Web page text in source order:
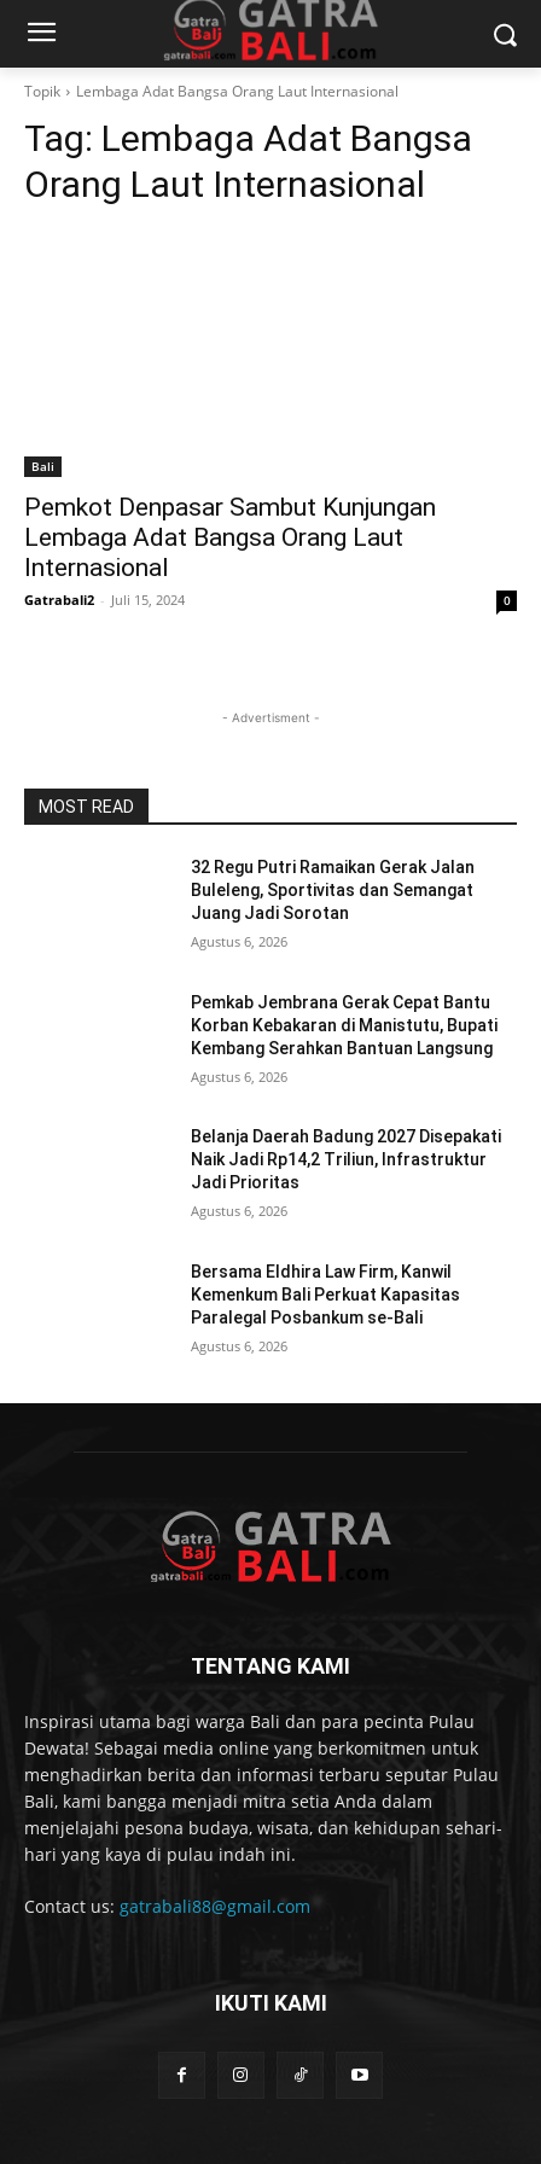
Topik Lembaga Adat Bangsa Orang Laut Internasional
Tag: Lembaga Adat Bangsa
Orang Laut Internasional
Bali
Pemkot Denpasar Sambut Kunjungan
Lembaga Adat Bangsa Orang Laut
Internasional
Gatrabali2 - Juli 15, 2024 0
- Advertisment -
MOST READ
32 Regu Putri Ramaikan Gerak Jalan
Buleleng, Sportivitas dan Semangat
Juang Jadi Sorotan
Agustus 6, 2026
Pemkab Jembrana Gerak Cepat Bantu
Korban Kebakaran di Manistutu, Bupati
Kembang Serahkan Bantuan Langsung
Agustus 6, 2026
Belanja Daerah Badung 2027 Disepakati
Naik Jadi Rp14,2 Triliun, Infrastruktur
Jadi Prioritas
Agustus 6, 2026
Bersama Eldhira Law Firm, Kanwil
Kemenkum Bali Perkuat Kapasitas
Paralegal Posbankum se-Bali
Agustus 6, 2026
TENTANG KAMI
Inspirasi utama bagi warga Bali dan para pecinta Pulau
Dewata! Sebagai media online yang berkomitmen untuk
menghadirkan berita dan informasi terbaru seputar Pulau
Bali, kami bangga menjadi mitra setia Anda dalam
menjelajahi pesona budaya, wisata, dan kehidupan sehari-
hari yang kaya di pulau indah ini.
Contact us: gatrabali88@gmail.com
IKUTI KAMI